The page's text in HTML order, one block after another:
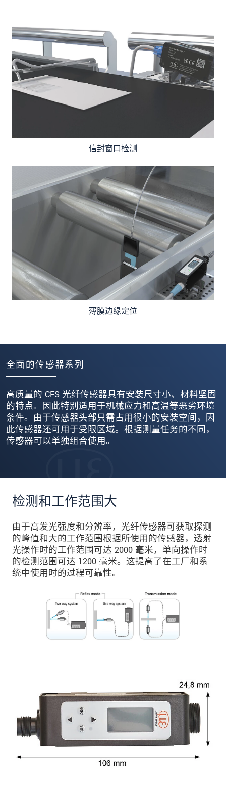
信封窗口检测
薄膜边缘定位
全面的传感器系列
高质量的 CFS 光纤传感器具有安装尺寸小、材料坚固
的特点。因此特别适用于机械应力和高温等恶劣环境
条件。由于传感器头部只需占用很小的安装空间，因
此传感器还可用于受限区域。根据测量任务的不同，
传感器可以单独组合使用。
检测和工作范围大
由于高发光强度和分辨率，光纤传感器可获取探测
的峰值和大的工作范围根据所使用的传感器，透射
光操作时的工作范围可达 2000 毫米，单向操作时
的检测范围可达 1200 毫米。这提高了在工厂和系
统中使用时的过程可靠性。